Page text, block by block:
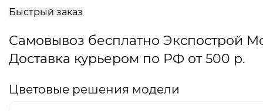
Быстрый заказ
Самовывоз бесплатно Экспострой
Доставка курьером по РФ от 500 р.
Цветовые решения модели